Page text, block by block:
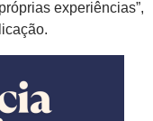
experiências”,